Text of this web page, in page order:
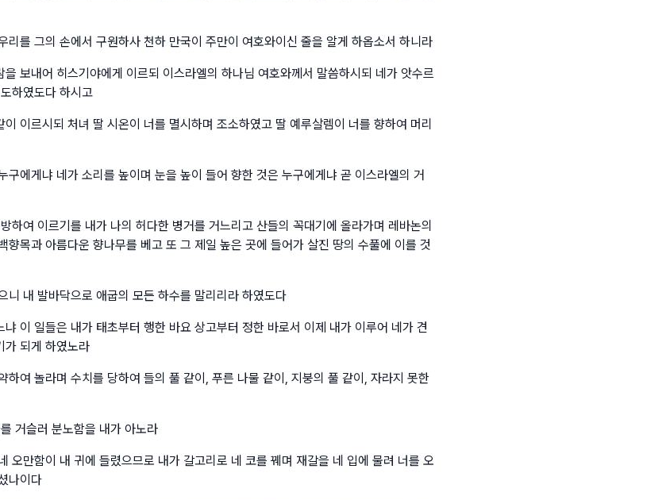
리를 그의 손에서 구원하사 천하 만국이 주만이 여호와이신 줄을 알게 하옵소서 하니라
보내어 히스기야에게 이르되 이스라엘의 하나님 여호와께서 말씀하시되 네가 앗수르
하였도다 하시고
이르시되 처녀 딸 시온이 너를 멸시하며 조소하였고 딸 예루살렘이 너를 향하여 머리
구에게냐 네가 소리를 높이며 눈을 높이 들어 향한 것은 누구에게냐 곧 이스라엘의 거
하여 이르기를 내가 나의 허다한 병거를 거느리고 산들의 꼭대기에 올라가며 레바논의
향목과 아름다운 향나무를 베고 또 그 제일 높은 곳에 들어가 살진 땅의 수풀에 이를 것
니 내 발바닥으로 애굽의 모든 하수를 말리리라 하였도다
냐 이 일들은 내가 태초부터 행한 바요 상고부터 정한 바로서 이제 내가 이루어 네가 견
가 되게 하였노라
하여 놀라며 수치를 당하여 들의 풀 같이, 푸른 나물 같이, 지붕의 풀 같이, 자라지 못한
거슬러 분노함을 내가 아노라
오만함이 내 귀에 들렸으므로 내가 갈고리로 네 코를 꿰며 재갈을 네 입에 물려 너를 오
나이다